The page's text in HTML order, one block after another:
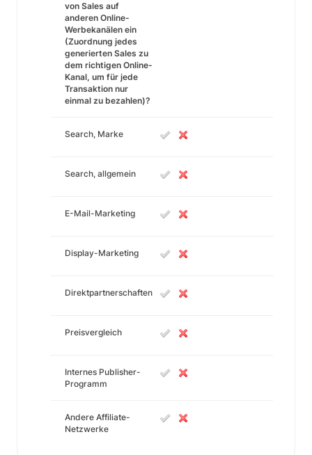
von Sales auf
anderen Online-
Werbekanälen ein
(Zuordnung jedes
generierten Sales zu
dem richtigen Online-
Kanal, um für jede
Transaktion nur
einmal zu bezahlen)?
Search, Marke
Search, allgemein
E-Mail-Marketing
Display-Marketing
Direktpartnerschaften
Preisvergleich
Internes Publisher-
Programm
Andere Affiliate-
Netzwerke